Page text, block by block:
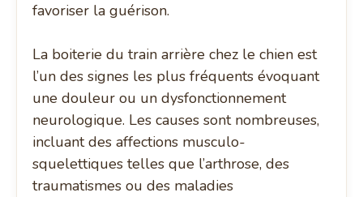
favoriser la guérison.
La boiterie du train arrière chez le chien est
l’un des signes les plus fréquents évoquant
une douleur ou un dysfonctionnement
neurologique. Les causes sont nombreuses,
incluant des affections musculo-
squelettiques telles que l’arthrose, des
traumatismes ou des maladies